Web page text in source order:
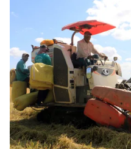
VTV Money
VTV Sức khoẻ
Thị trường 24h